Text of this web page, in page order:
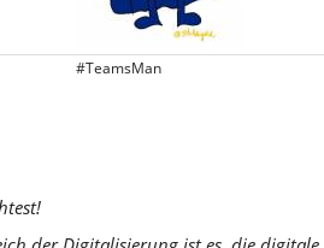
#TeamsMan